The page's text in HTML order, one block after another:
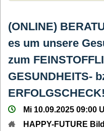
(ONLINE)
es um unsere
zum
GESUNDHEITS-
ERFOLGSCHECK!
Mi 10.09.2025 09:00
HAPPY-FUTURE